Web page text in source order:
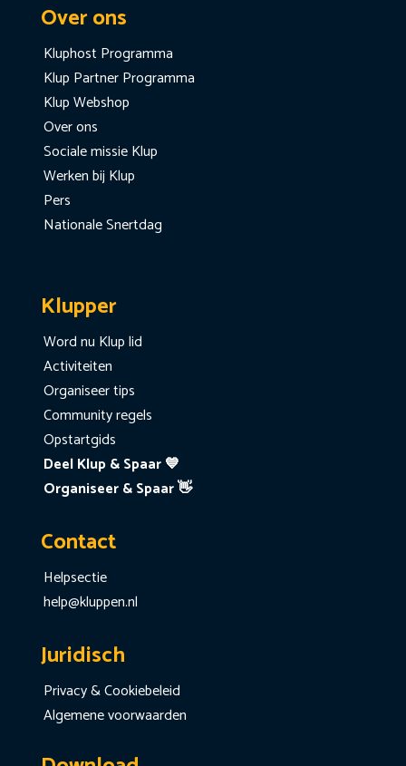
Over ons
Kluphost Programma
Klup Partner Programma
Klup Webshop
Over ons
Sociale missie Klup
Werken bij Klup
Pers
Nationale Snertdag
Klupper
Word nu Klup lid
Activiteiten
Organiseer tips
Community regels
Opstartgids
Deel Klup & Spaar 💙
Organiseer & Spaar 👋
Contact
Helpsectie
help@kluppen.nl
Juridisch
Privacy & Cookiebeleid
Algemene voorwaarden